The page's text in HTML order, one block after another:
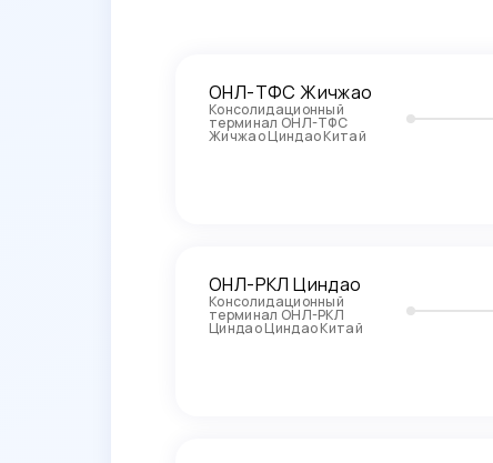
ОНЛ-ТФС Жичжао
Консолидационный
терминал ОНЛ-ТФС
Жичжао Циндао Китай
ОНЛ-РКЛ Циндао
Консолидационный
терминал ОНЛ-РКЛ
Циндао Циндао Китай